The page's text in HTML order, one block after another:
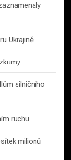
Ukrajině
silničního
ruchu
milionů